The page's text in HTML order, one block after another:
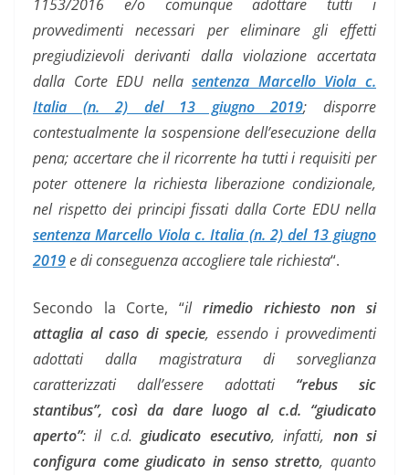
1153/2016 e/o comunque adottare tutti i
provvedimenti necessari per eliminare gli effetti
pregiudizievoli derivanti dalla violazione accertata
dalla Corte EDU nellasentenza Marcello Viola c.
Italia (n. 2) del 13 giugno 2019; disporre
contestualmente la sospensione dell’esecuzione della
pena; accertare che il ricorrente ha tutti i requisiti per
poter ottenere la richiesta liberazione condizionale,
nel rispetto dei principi fissati dalla Corte EDU nella
sentenza Marcello Viola c. Italia (n. 2) del 13 giugno
2019e di conseguenza accogliere tale richiesta“.
Secondo la Corte, “il rimedio richiesto non si
attaglia al caso di specie, essendo i provvedimenti
adottati dalla magistratura di sorveglianza
caratterizzati dall’essere adottati “rebus sic
stantibus”, così da dare luogo al c.d. “giudicato
aperto”: il c.d.giudicato esecutivo, infatti, non si
configura come giudicato in senso stretto, quanto